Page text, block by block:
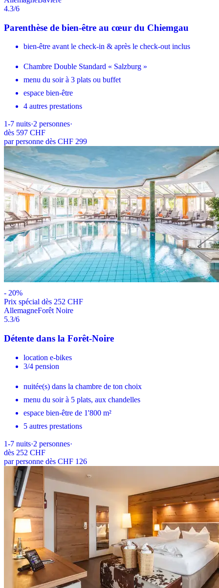
4.3/6
Parenthèse de bien-être au cœur du Chiemgau
bien-être avant le check-in & après le check-out inclus
Chambre Double Standard « Salzburg »
menu du soir à 3 plats ou buffet
espace bien-être
4 autres prestations
1-7 nuits·2 personnes·
dès 597 CHF
par personne dès CHF 299
- 20%
Prix ​​spécial dès 252 CHF
AllemagneForêt Noire
5.3/6
Détente dans la Forêt-Noire
location e-bikes
3/4 pension
nuitée(s) dans la chambre de ton choix
menu du soir à 5 plats, aux chandelles
espace bien-être de 1'800 m²
5 autres prestations
1-7 nuits·2 personnes·
dès 252 CHF
par personne dès CHF 126